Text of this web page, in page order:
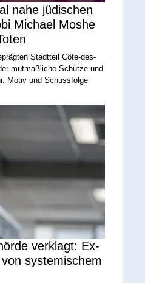
nahe jüdischen
Michael Moshe
Stadtteil Côte-des-
mutmaßliche Schütze und
Motiv und Schussfolge
verklagt: Ex-
systemischem